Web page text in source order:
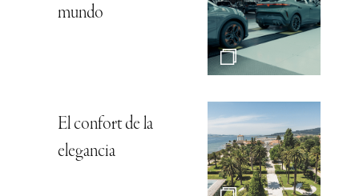
mundo
El confort de la
elegancia